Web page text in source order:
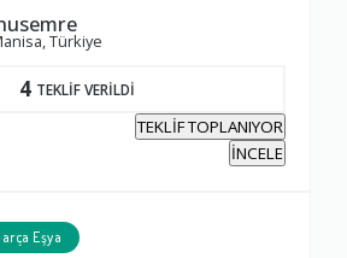
Türkiye
4 TEKLİF VERİLDİ
TEKLİF TOPLANIYOR
İNCELE
Eşya
1.0
Zamanlama